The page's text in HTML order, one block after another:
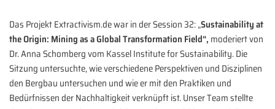
Das Projekt Extractivism.de war in der Session 32: „Sustainability at
the Origin: Mining as a Global Transformation Field“, moderiert von
Dr. Anna Schomberg vom Kassel Institute for Sustainability. Die
Sitzung untersuchte, wie verschiedene Perspektiven und Disziplinen
den Bergbau untersuchen und wie er mit den Praktiken und
Bedürfnissen der Nachhaltigkeit verknüpft ist. Unser Team stellte